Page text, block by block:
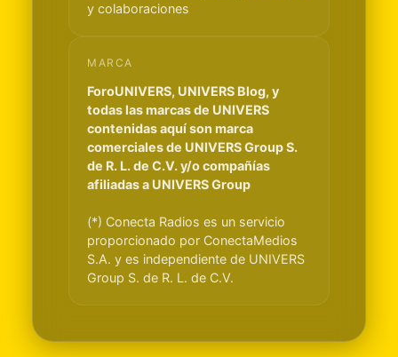
y colaboraciones
MARCA
ForoUNIVERS, UNIVERS Blog, y
todas las marcas de UNIVERS
contenidas aquí son marca
comerciales de UNIVERS Group S.
de R. L. de C.V. y/o compañías
afiliadas a UNIVERS Group
(*) Conecta Radios es un servicio
proporcionado por ConectaMedios
S.A. y es independiente de UNIVERS
Group S. de R. L. de C.V.